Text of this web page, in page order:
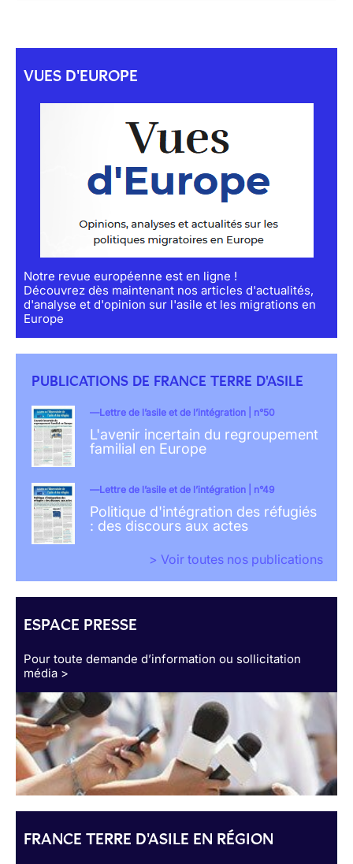
VUES D'EUROPE
Notre revue européenne est en ligne !
Découvrez dès maintenant nos articles d'actualités,
d'analyse et d'opinion sur l'asile et les migrations en
Europe
PUBLICATIONS DE FRANCE TERRE D'ASILE
Lettre de l’asile et de l’intégration | n°50
L'avenir incertain du regroupement
familial en Europe
Lettre de l’asile et de l’intégration | n°49
Politique d'intégration des réfugiés
: des discours aux actes
> Voir toutes nos publications
ESPACE PRESSE
Pour toute demande d’information ou sollicitation
média >
FRANCE TERRE D'ASILE EN RÉGION